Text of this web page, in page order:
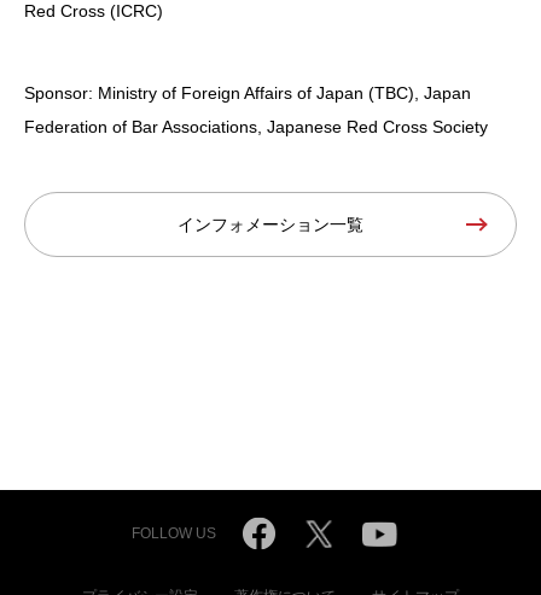
Red Cross (ICRC)
Sponsor: Ministry of Foreign Affairs of Japan (TBC), Japan
Federation of Bar Associations, Japanese Red Cross Society
インフォメーション一覧
FOLLOW US